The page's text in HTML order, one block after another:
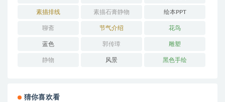
素描排线 素描石膏静物 绘本PPT
聊斋 节气介绍 花鸟
蓝色 郭传璋 雕塑
静物 风景 黑色手绘
猜你喜欢看